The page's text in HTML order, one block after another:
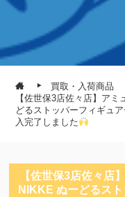
買取・入荷商品
【佐世保3店佐々店】ア
どるストッパーフィギュ
入完了しました
【佐世保3店佐々店
NIKKE ぬーどるス